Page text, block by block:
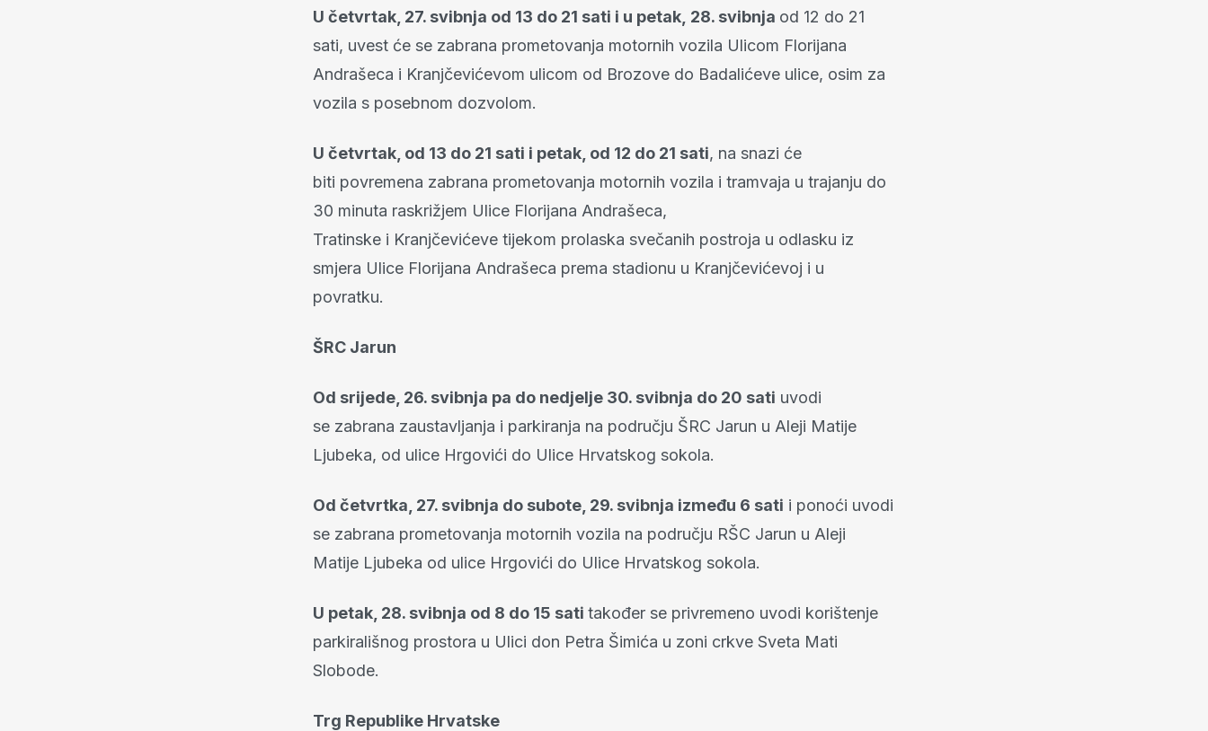
U četvrtak, 27. svibnja od 13 do 21 sati i u petak, 28. svibnja od 12 do 21
sati, uvest će se zabrana prometovanja motornih vozila Ulicom Florijana
Andrašeca i Kranjčevićevom ulicom od Brozove do Badalićeve ulice, osim za
vozila s posebnom dozvolom.
U četvrtak, od 13 do 21 sati i petak, od 12 do 21 sati, na snazi će
biti povremena zabrana prometovanja motornih vozila i tramvaja u trajanju do
30 minuta raskrižjem Ulice Florijana Andrašeca,
Tratinske i Kranjčevićeve tijekom prolaska svečanih postroja u odlasku iz
smjera Ulice Florijana Andrašeca prema stadionu u Kranjčevićevoj i u
povratku.
ŠRC Jarun
Od srijede, 26. svibnja pa do nedjelje 30. svibnja do 20 sati uvodi
se zabrana zaustavljanja i parkiranja na području ŠRC Jarun u Aleji Matije
Ljubeka, od ulice Hrgovići do Ulice Hrvatskog sokola.
Od četvrtka, 27. svibnja do subote, 29. svibnja između 6 sati i ponoći uvodi
se zabrana prometovanja motornih vozila na području RŠC Jarun u Aleji
Matije Ljubeka od ulice Hrgovići do Ulice Hrvatskog sokola.
U petak, 28. svibnja od 8 do 15 sati također se privremeno uvodi korištenje
parkirališnog prostora u Ulici don Petra Šimića u zoni crkve Sveta Mati
Slobode.
Trg Republike Hrvatske